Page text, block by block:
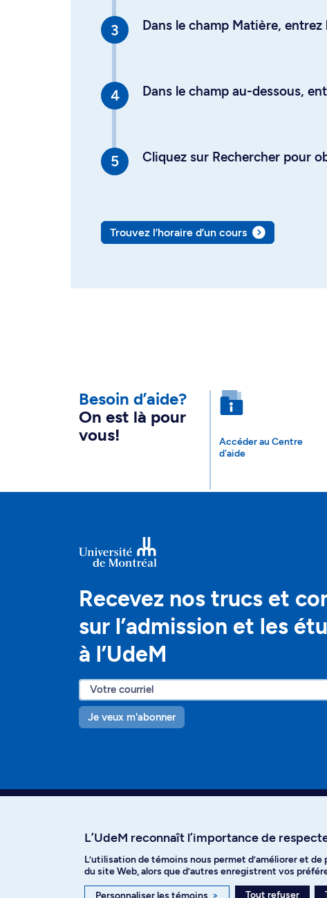
Dans le champ Matière,
Dans le champ au-dessous,
Cliquez sur Rechercher pour
Trouvez l’horaire d’un cours
Besoin d’aide?
On est là pour
vous!
Accéder au Centre
d'aide
Recevez nos trucs et
sur l’admission et les
à l’UdeM
Je veux m'abonner
Facebook Instagram
L’UdeM reconnaît l’importance de
L’utilisation de témoins nous permet d’améliorer et
du site Web, alors que d’autres enregistrent vos
Personnaliser les témoins > Tout refuser